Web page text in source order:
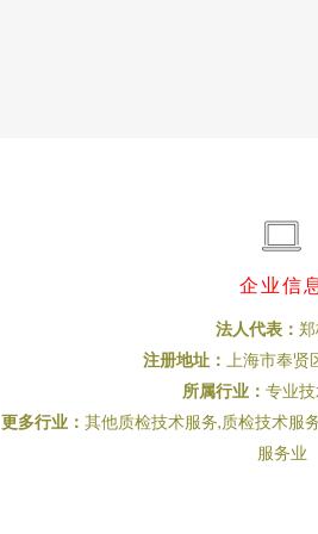
企业信
法人代表：
注册地址：
上海市奉
所属行业： 专业
更多行业： 其他质检技术服务,质检技术服
服务业